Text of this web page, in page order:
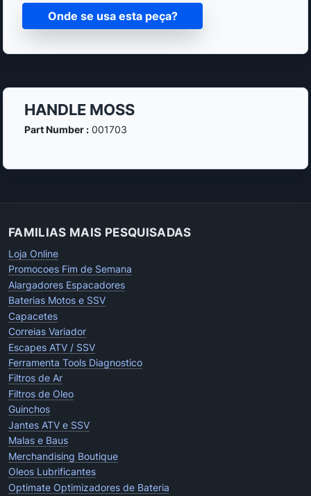
Onde se usa esta peça?
HANDLE MOSS
Part Number :001703
FAMILIAS MAIS PESQUISADAS
Loja Online
Promocoes Fim de Semana
Alargadores Espacadores
Baterias Motos e SSV
Capacetes
Correias Variador
Escapes ATV / SSV
Ferramenta Tools Diagnostico
Filtros de Ar
Filtros de Oleo
Guinchos
Jantes ATV e SSV
Malas e Baus
Merchandising Boutique
Oleos Lubrificantes
Optimate Optimizadores de Bateria